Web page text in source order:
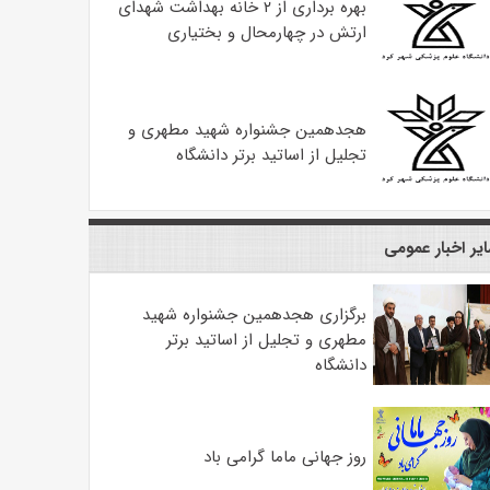
بهره ‌برداری از ۲ خانه بهداشت شهدای
ارتش در چهارمحال و بختیاری
هجدهمین جشنواره شهید مطهری و
تجلیل از اساتید برتر دانشگاه
اخبار عمومی
برگزاری هجدهمین جشنواره شهید
مطهری و تجلیل از اساتید برتر
دانشگاه
روز جهانی ماما گرامی باد